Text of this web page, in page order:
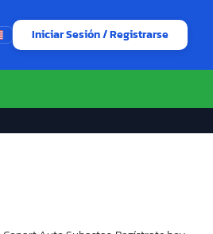
Iniciar Sesión / Registrarse